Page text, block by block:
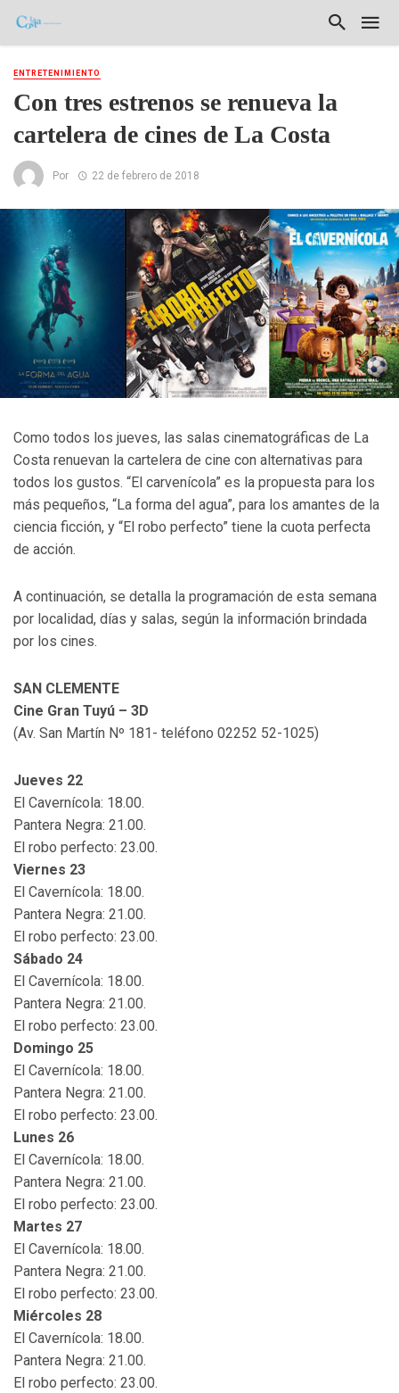
ENTRETENIMIENTO
Con tres estrenos se renueva la
cartelera de cines de La Costa
Por 22 de febrero de 2018
Como todos los jueves, las salas cinematográficas de La
Costa renuevan la cartelera de cine con alternativas para
todos los gustos. “El carvenícola” es la propuesta para los
más pequeños, “La forma del agua”, para los amantes de la
ciencia ficción, y “El robo perfecto” tiene la cuota perfecta
de acción.
A continuación, se detalla la programación de esta semana
por localidad, días y salas, según la información brindada
por los cines.
SAN CLEMENTE
Cine Gran Tuyú – 3D
(Av. San Martín Nº 181- teléfono 02252 52-1025)
Jueves 22
El Cavernícola: 18.00.
Pantera Negra: 21.00.
El robo perfecto: 23.00.
Viernes 23
El Cavernícola: 18.00.
Pantera Negra: 21.00.
El robo perfecto: 23.00.
Sábado 24
El Cavernícola: 18.00.
Pantera Negra: 21.00.
El robo perfecto: 23.00.
Domingo 25
El Cavernícola: 18.00.
Pantera Negra: 21.00.
El robo perfecto: 23.00.
Lunes 26
El Cavernícola: 18.00.
Pantera Negra: 21.00.
El robo perfecto: 23.00.
Martes 27
El Cavernícola: 18.00.
Pantera Negra: 21.00.
El robo perfecto: 23.00.
Miércoles 28
El Cavernícola: 18.00.
Pantera Negra: 21.00.
El robo perfecto: 23.00.